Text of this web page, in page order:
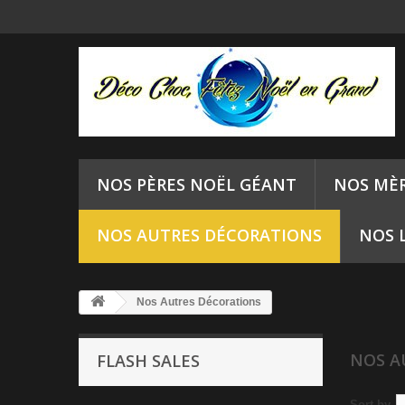
NOS PÈRES NOËL GÉANT NOS
NOS AUTRES DÉCORATIONS NOS
Nos Autres Décorations
FLASH SALES NOS